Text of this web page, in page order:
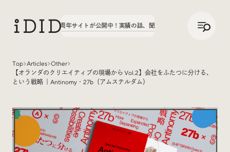
字学園70周年サイトが公開中！実績の話、聞いてみた。第3弾、八文字学園70周年
JP
Articles
Top Articles Other
【オランダのクリエイティブの現場から Vol.2】会社をふたつに分ける、
という戦略 ｜Antinomy・27b（アムステルダム）